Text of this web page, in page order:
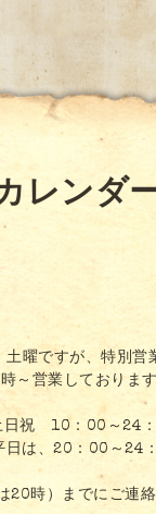
レンダ
土曜ですが、特別営
～営業しております
日祝 10：00～24
日は、20：00～24
20時）までにご連